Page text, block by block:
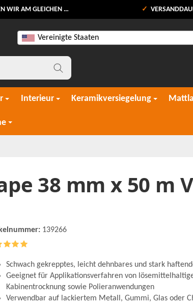
GLEICHEN WERKTAG
Vereinigte Staaten
Interieur Keramikversiegelung
38 mm x 50 m
139266
Schwach gekrepptes, leicht dehnbares und stark
Geeignet für Applikationsverfahren von
Kabinentrocknung sowie Polieranwendungen
Verwendbar auf lackiertem Metall, Gummi, Glas oder